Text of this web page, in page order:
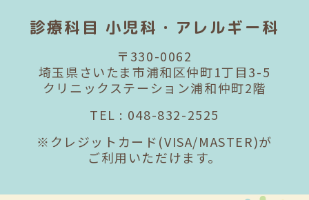
診療科目 小児科・アレルギー科
〒330-0062
埼玉県さいたま市浦和区仲町1丁目3-5
クリニックステーション浦和仲町2階
TEL : 048-832-2525
※クレジットカード(VISA/MASTER)が
ご利用いただけます。